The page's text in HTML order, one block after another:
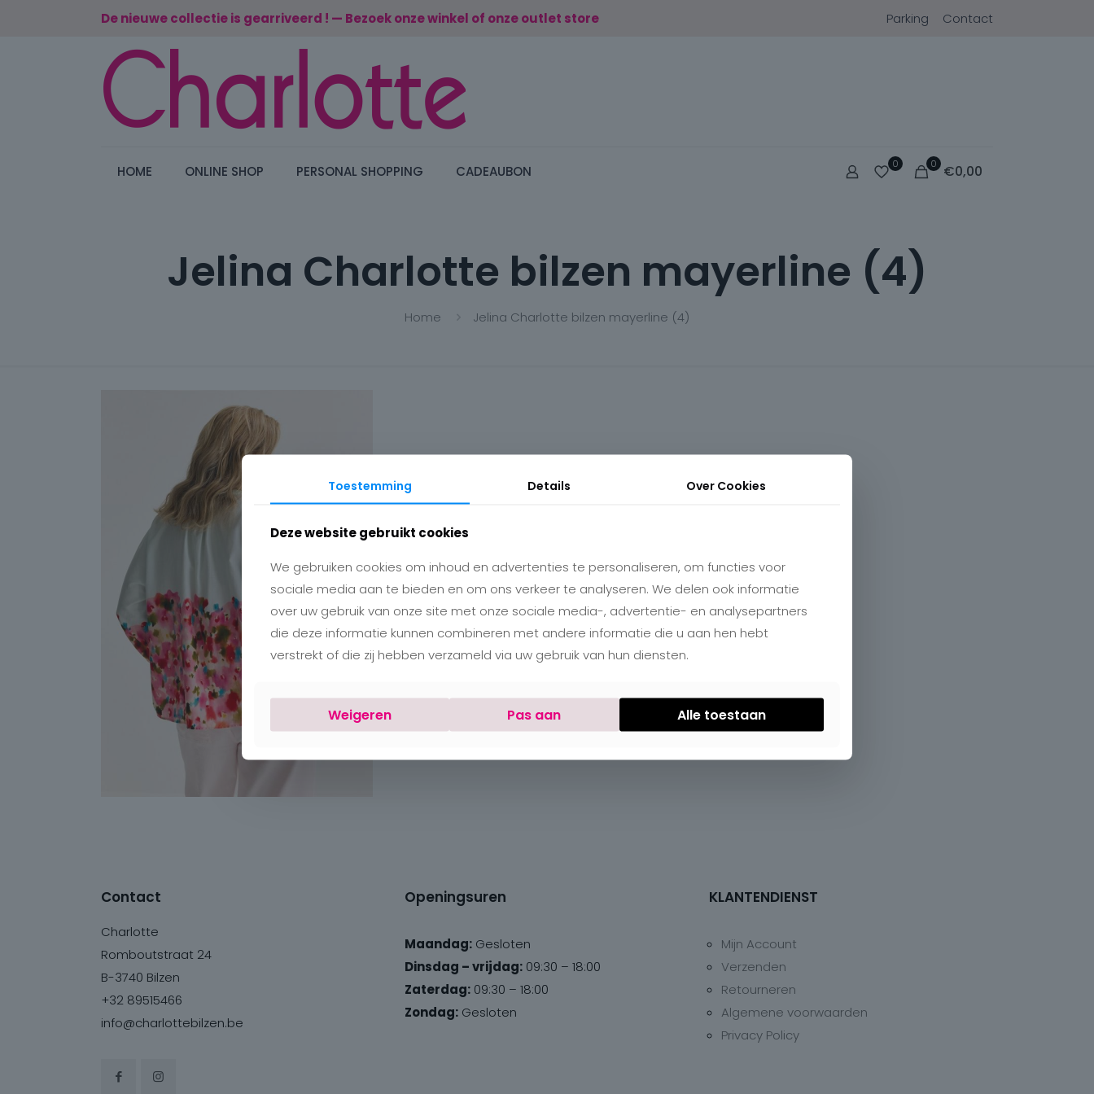
De nieuwe collectie is gearriveerd ! — Bezoek onze winkel of onze outlet store Parking Contact
HOME ONLINE SHOP PERSONAL SHOPPING CADEAUBON 0 0 €0,00
Jelina Charlotte bilzen mayerline (4)
Home Jelina Charlotte bilzen mayerline (4)
Contact
Charlotte
Romboutstraat 24
B-3740 Bilzen
+32 89515466
info@charlottebilzen.be
Openingsuren
Maandag: Gesloten
Dinsdag – vrijdag: 09:30 – 18:00
Zaterdag: 09:30 – 18:00
Zondag: Gesloten
KLANTENDIENST
Mijn Account
Verzenden
Retourneren
Algemene voorwaarden
Privacy Policy
Toestemming Details Over Cookies
Deze website gebruikt cookies
We gebruiken cookies om inhoud en advertenties te personaliseren, om functies voor
sociale media aan te bieden en om ons verkeer te analyseren. We delen ook informatie
over uw gebruik van onze site met onze sociale media-, advertentie- en analysepartners
die deze informatie kunnen combineren met andere informatie die u aan hen hebt
verstrekt of die zij hebben verzameld via uw gebruik van hun diensten.
Weigeren Pas aan Alle toestaan